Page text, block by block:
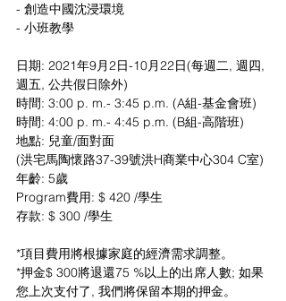
- 創造中國沈浸環境
- 小班教學
日期: 2021年9月2日-10月22日(每週二, 週四,
週五, 公共假日除外)
時間: 3:00 p. m.- 3:45 p.m. (A組-基金會班)
時間: 4:00 p. m.- 4:45 p.m. (B組-高階班)
地點: 兒童/面對面
(洪宅馬陶懷路37-39號洪H商業中心304 C室)
年齡: 5歲
Program費用: $ 420 /學生
存款: $ 300 /學生
*項目費用將根據家庭的經濟需求調整。
*押金$ 300將退還75 %以上的出席人數; 如果
您上次支付了, 我們將保留本期的押金。